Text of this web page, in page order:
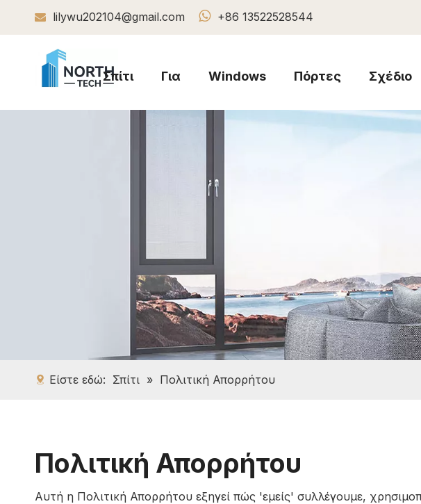
 lilywu202104@gmail.com  +86 13522528544
Σπίτι Για Windows Πόρτες Σχέδιο
Είστε εδώ: Σπίτι » Πολιτική Απορρήτου
Πολιτική Απορρήτου
Αυτή η Πολιτική Απορρήτου εξηγεί πώς 'εμείς' συλλέγουμε,